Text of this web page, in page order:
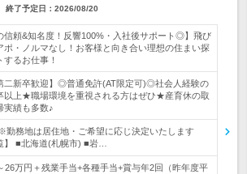
終了予定日： 2026/08/20
信頼&知名度！反響100%・入社後サポート◎】飛び
ポ・ノルマなし！お客様と向き合い理想の住まい探
するお仕事！
二新卒歓迎】◎普通免許(AT限定可)◎社会人経験の
以上★職場環境を重視される方はぜひ★産育休の取
実績も多数♪
務地は居住地・ご希望に応じ決定いたします
】 ■北海道(札幌市) ■岩…
26万円＋残業手当+各種手当+賞与年2回（昨年度平